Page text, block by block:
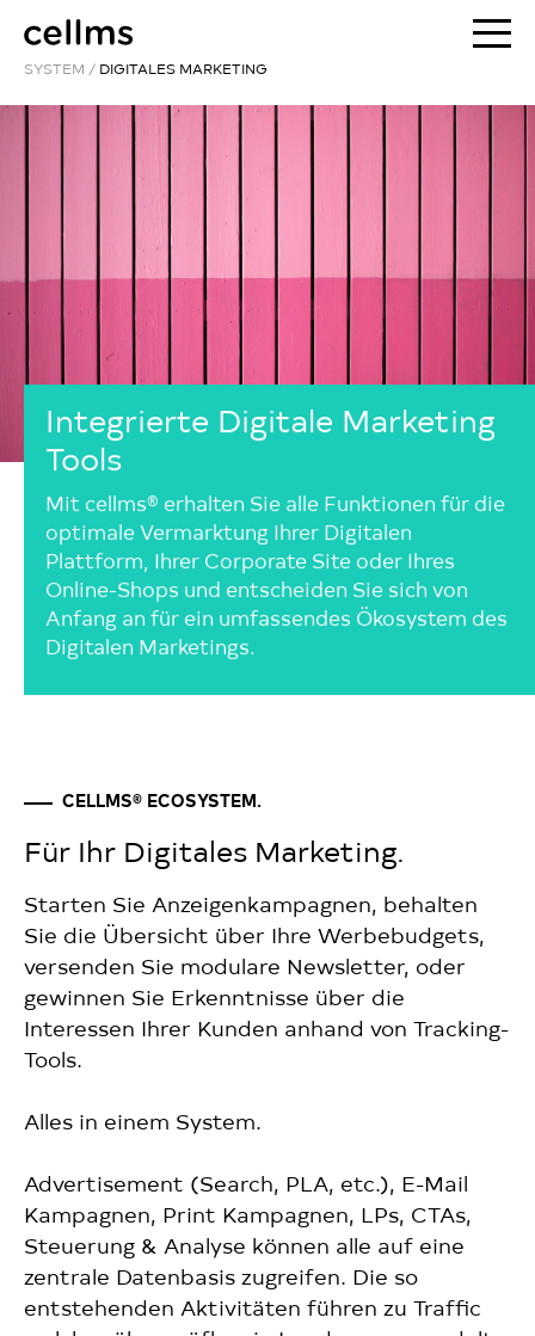
SYSTEM / DIGITALES MARKETING
Integrierte Digitale Marketing
Tools
Mit cellms® erhalten Sie alle Funktionen für die
optimale Vermarktung Ihrer Digitalen
Plattform, Ihrer Corporate Site oder Ihres
Online-Shops und entscheiden Sie sich von
Anfang an für ein umfassendes Ökosystem des
Digitalen Marketings.
CELLMS® ECOSYSTEM.
Für Ihr Digitales Marketing.
Starten Sie Anzeigenkampagnen, behalten
Sie die Übersicht über Ihre Werbebudgets,
versenden Sie modulare Newsletter, oder
gewinnen Sie Erkenntnisse über die
Interessen Ihrer Kunden anhand von Tracking-
Tools.
Alles in einem System.
Advertisement (Search, PLA, etc.), E-Mail
Kampagnen, Print Kampagnen, LPs, CTAs,
Steuerung & Analyse können alle auf eine
zentrale Datenbasis zugreifen. Die so
entstehenden Aktivitäten führen zu Traffic